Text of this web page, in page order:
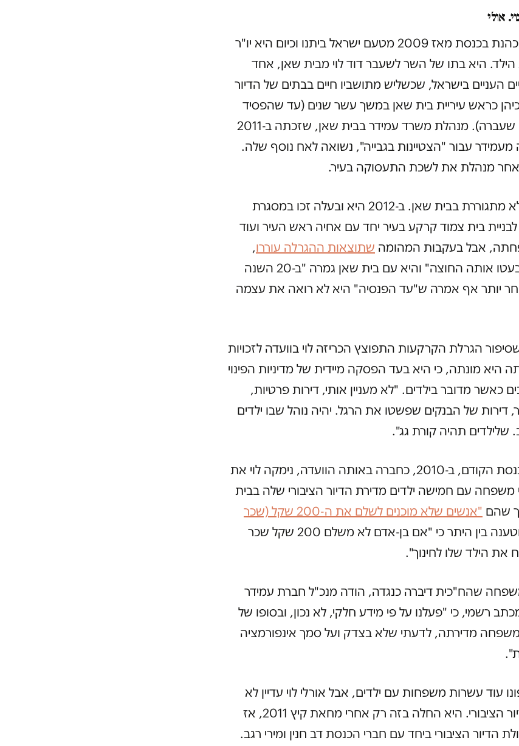
אולי
ח"כ אורלי לוי מכהנת בכנסת מאז 2009 מטעם ישראל ביתנו וכיום היא יו"ר
הילד. היא בתו של השר לשעבר דוד לוי מבית שאן, אחד
העניים בישראל, שכשליש מתושביו חיים בבתים של הדיור
כיהן כראש עיריית בית שאן במשך עשר שנים (עד שהפסיד
בבחירות בשנה שעברה). מנהלת משרד עמידר בבית שאן, שזכתה ב-2011
עבור "הצטיינות בגבייה", נשואה לאח נוסף שלה.
מנהלת את לשכת התעסוקה בעיר.
לוי עצמה כבר לא מתגוררת בבית שאן. ב-2012 היא ובעלה זכו במסגרת
בית צמוד קרקע בעיר יחד עם אחיה ראש העיר ועוד
אבל בעקבות המהומה שתוצאות ההגרלה עוררו,
הצהירה לוי ש"בעטו אותה החוצה" והיא עם בית שאן גמרה "ב-20 השנה
יותר אף אמרה ש"עד הפנסיה" היא לא רואה את עצמה
הגרלת הקרקעות התפוצץ הכריזה לוי בוועדה לזכויות
היא מונתה, כי היא בעד הפסקה מיידית של מדיניות הפינוי
כאשר מדובר בילדים. "לא מעניין אותי, דירות פרטיות,
דירות של הבנקים שפשטו את הרגל. יהיה נוהל שבו ילדים
שלילדים תהיה קורת גג".
אבל במושב הכנסת הקודם, ב-2010, כחברה באותה הוועדה, נימקה לוי את
משפחה עם חמישה ילדים מדירת הדיור הציבורי שלה בבית
שהם
"אנשים שלא מוכנים לשלם את ה-200 שקל (שכר
, וטענה בין היתר כי "אם בן-אדם לא משלם 200 שקל שכר
את הילד שלו לחינוך".
שהח"כית דיברה כנגדה, הודה מנכ"ל חברת עמידר
רשמי, כי "פעלנו על פי מידע חלקי, לא נכון, ובסופו של
המשפחה מדירתה, לדעתי שלא בצדק ועל סמך אינפורמציה
עוד עשרות משפחות עם ילדים, אבל אורלי לוי עדיין לא
פעלה למען הדיור הציבורי. היא החלה בזה רק אחרי מחאת קיץ 2011, אז
הדיור הציבורי ביחד עם חברי הכנסת דב חנין ומירי רגב.